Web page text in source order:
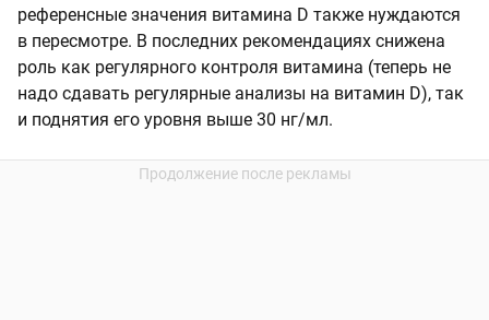
референсные значения витамина D также нуждаются
в пересмотре. В последних рекомендациях снижена
роль как регулярного контроля витамина (теперь не
надо сдавать регулярные анализы на витамин D), так
и поднятия его уровня выше 30 нг/мл.